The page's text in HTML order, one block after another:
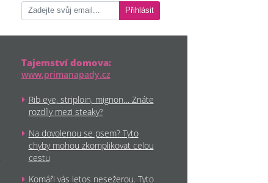
Přihlásit
Tajemství domova:
www.primanapady.cz
Rib eye, striploin, mignon… Znáte
rozdíly mezi steaky?
Na dovolenou se psem? Tyto
chyby mohou zkomplikovat celou
cestu
Komáři vás letos nesežerou. Tyto